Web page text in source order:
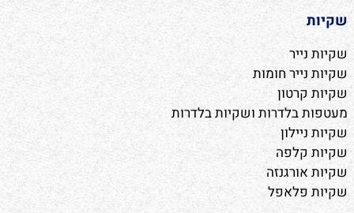
שקיות
שקיות נייר
שקיות נייר חומות
שקיות קרטון
מעטפות בלדרות ושקיות בלדרות
שקיות ניילון
שקיות קלפה
שקיות אורגנזה
שקיות פלאפל